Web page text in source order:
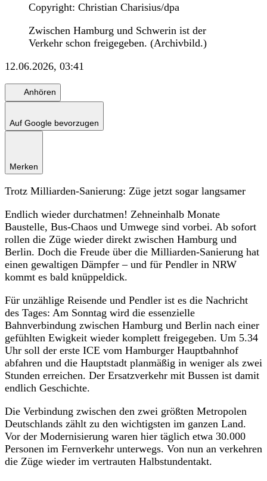
Copyright: Christian Charisius/dpa
Zwischen Hamburg und Schwerin ist der
Verkehr schon freigegeben. (Archivbild.)
12.06.2026, 03:41
Anhören
Auf Google bevorzugen
Merken
Trotz Milliarden-Sanierung: Züge jetzt sogar langsamer
Endlich wieder durchatmen! Zehneinhalb Monate
Baustelle, Bus-Chaos und Umwege sind vorbei. Ab sofort
rollen die Züge wieder direkt zwischen Hamburg und
Berlin. Doch die Freude über die Milliarden-Sanierung hat
einen gewaltigen Dämpfer – und für Pendler in NRW
kommt es bald knüppeldick.
Für unzählige Reisende und Pendler ist es die Nachricht
des Tages: Am Sonntag wird die essenzielle
Bahnverbindung zwischen Hamburg und Berlin nach einer
gefühlten Ewigkeit wieder komplett freigegeben. Um 5.34
Uhr soll der erste ICE vom Hamburger Hauptbahnhof
abfahren und die Hauptstadt planmäßig in weniger als zwei
Stunden erreichen. Der Ersatzverkehr mit Bussen ist damit
endlich Geschichte.
Die Verbindung zwischen den zwei größten Metropolen
Deutschlands zählt zu den wichtigsten im ganzen Land.
Vor der Modernisierung waren hier täglich etwa 30.000
Personen im Fernverkehr unterwegs. Von nun an verkehren
die Züge wieder im vertrauten Halbstundentakt.